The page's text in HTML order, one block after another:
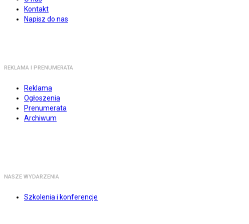
Kontakt
Napisz do nas
REKLAMA I PRENUMERATA
Reklama
Ogłoszenia
Prenumerata
Archiwum
NASZE WYDARZENIA
Szkolenia i konferencje